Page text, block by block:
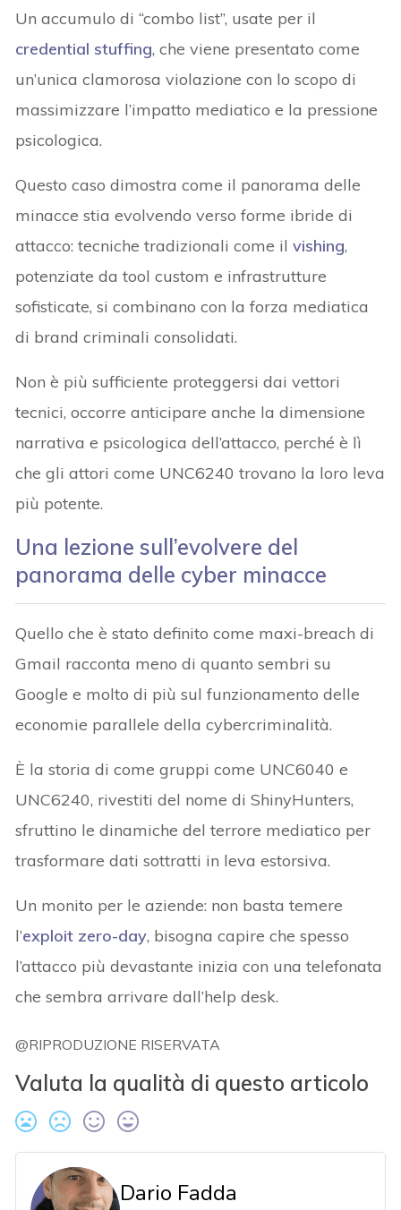
Un accumulo di “combo list”, usate per il
credential stuffing, che viene presentato come
un’unica clamorosa violazione con lo scopo di
massimizzare l’impatto mediatico e la pressione
psicologica.
Questo caso dimostra come il panorama delle
minacce stia evolvendo verso forme ibride di
attacco: tecniche tradizionali come ilvishing,
potenziate da tool custom e infrastrutture
sofisticate, si combinano con la forza mediatica
di brand criminali consolidati.
Non è più sufficiente proteggersi dai vettori
tecnici, occorre anticipare anche la dimensione
narrativa e psicologica dell’attacco, perché è lì
che gli attori come UNC6240 trovano la loro leva
più potente.
Una lezione sull’evolvere del
panorama delle cyber minacce
Quello che è stato definito come maxi-breach di
Gmail racconta meno di quanto sembri su
Google e molto di più sul funzionamento delle
economie parallele della cybercriminalità.
È la storia di come gruppi come UNC6040 e
UNC6240, rivestiti del nome di ShinyHunters,
sfruttino le dinamiche del terrore mediatico per
trasformare dati sottratti in leva estorsiva.
Un monito per le aziende: non basta temere
l’exploit zero-day, bisogna capire che spesso
l’attacco più devastante inizia con una telefonata
che sembra arrivare dall’help desk.
@RIPRODUZIONE RISERVATA
Valuta la qualità di questo articolo
Dario Fadda